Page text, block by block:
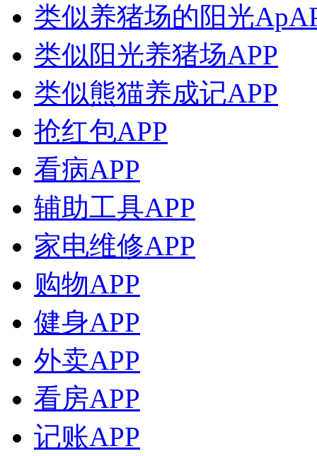
类似养猪场的阳光
类似阳光养猪场APP
类似熊猫养成记APP
抢红包APP
看病APP
辅助工具APP
家电维修APP
购物APP
健身APP
外卖APP
看房APP
记账APP